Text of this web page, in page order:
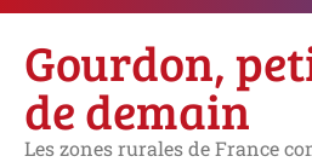
Gourdon,
de demain
Les zones rurales de France